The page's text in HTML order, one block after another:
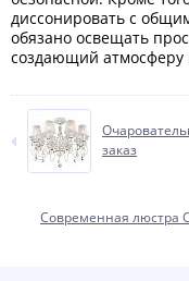
диссонировать с
обязано освещать
создающий атмосферу
заказ
Современная люстра